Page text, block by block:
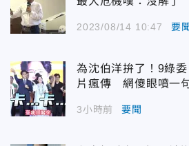
2023/08/14 10:47 要
為沈伯洋拚了！9綠
片瘋傳 網傻眼噴一
3小時前 要聞